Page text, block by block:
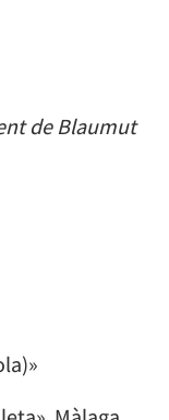
de Blaumut